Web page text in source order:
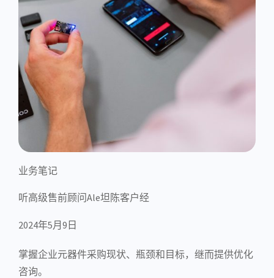
业务笔记
听高级售前顾问Ale坦陈客户经
2024年5月9日
掌握企业元器件采购现状、瓶颈和目标，继而提供优化
咨询。